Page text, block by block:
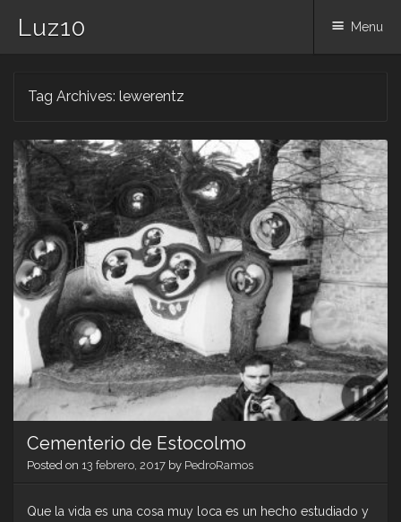
Luz10 Menu
Tag Archives: lewerentz
Cementerio de Estocolmo
Posted on 13 febrero, 2017 by PedroRamos
Que la vida es una cosa muy loca es un hecho estudiado y